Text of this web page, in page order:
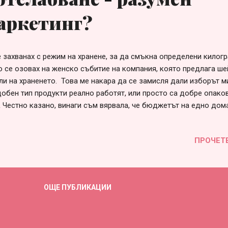
с режим на хранене, за да смъкна определени
се озовах на женско събитие на компания, която предлага
на храненето. Това ме накара да се замисля дали изборът
тип продукти реално работят, или просто са добре
Честно казано, винаги съм вярвала, че бюджетът на едно
Не ми се отделят излишни средства за програми и
с базови познания, нищо повече. Именно затова шейковете
изкуствен интелект, използвайки конкретни и целенасочени
ОЩЕ ПУБЛИКАЦИИ